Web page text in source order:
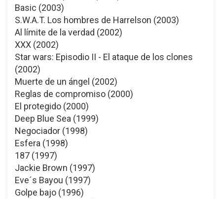
Basic (2003)
S.W.A.T. Los hombres de Harrelson (2003)
Al límite de la verdad (2002)
XXX (2002)
Star wars: Episodio II - El ataque de los clones
(2002)
Muerte de un ángel (2002)
Reglas de compromiso (2000)
El protegido (2000)
Deep Blue Sea (1999)
Negociador (1998)
Esfera (1998)
187 (1997)
Jackie Brown (1997)
Eve´s Bayou (1997)
Golpe bajo (1996)